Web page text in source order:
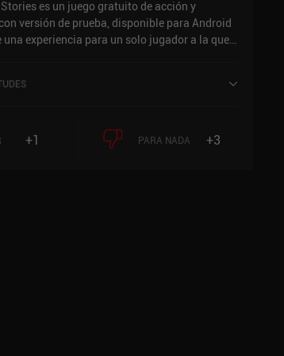
quieran explorar uno de los títulos más
GTA.
es un juego gratuito de acción y
versión de prueba, disponible para Android
una experiencia para un solo jugador a la que
se lanzó en febrero de 2016 y tiene
+1 PARA NADA +3